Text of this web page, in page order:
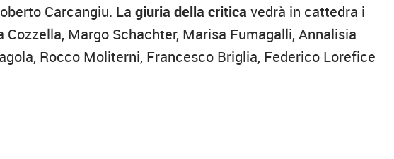
Carcangiu. Lagiuria della criticavedrà in cattedra i
Margo Schachter, Marisa Fumagalli, Annalisia
Rocco Moliterni, Francesco Briglia, Federico Lorefice